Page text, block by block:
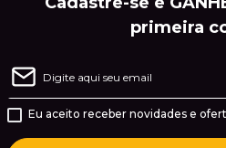
primeira
Eu aceito receber novidades e